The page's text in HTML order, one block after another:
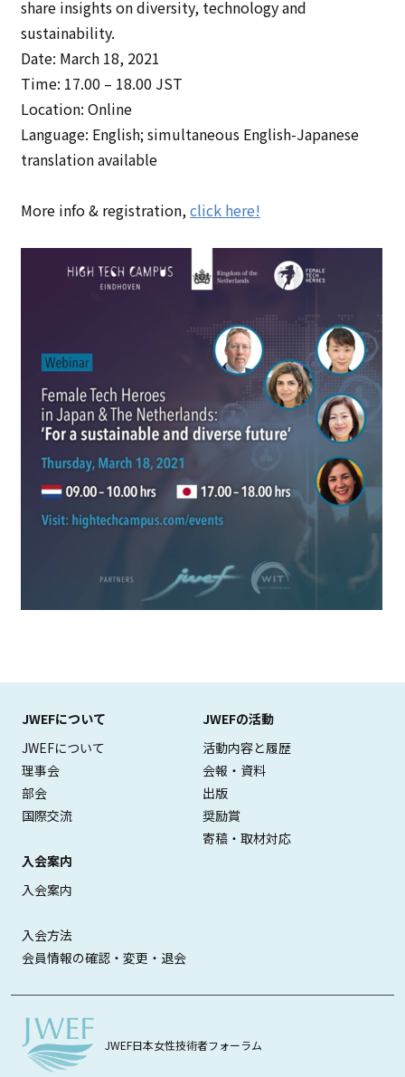
share insights on diversity, technology and
sustainability.
Date: March 18, 2021
Time: 17.00 – 18.00 JST
Location: Online
Language: English; simultaneous English-Japanese
translation available
More info & registration,click here!
JWEFについて
JWEFについて
理事会
部会
国際交流
JWEFの活動
活動内容と履歴
会報・資料
出版
奨励賞
寄稿・取材対応
入会案内
入会案内
入会方法
会員情報の確認・変更・退会
JWEF日本女性技術者フォーラム